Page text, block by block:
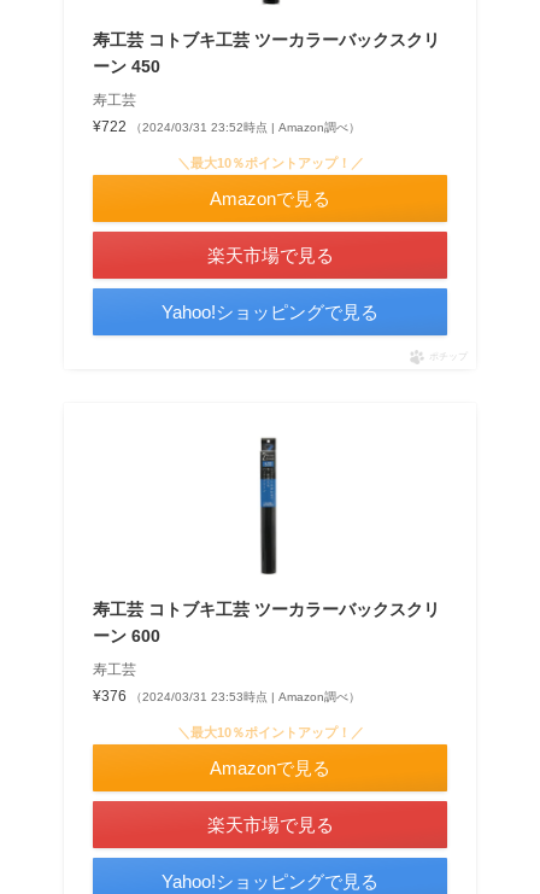
寿工芸 コトブキ工芸 ツーカラーバックスクリ
ーン 450
寿工芸
¥722
（2024/03/31 23:52時点 | Amazon調べ）
＼最大10％ポイントアップ！／
Amazonで見る
楽天市場で見る
Yahoo!ショッピングで見る
ポチップ
寿工芸 コトブキ工芸 ツーカラーバックスクリ
ーン 600
寿工芸
¥376
（2024/03/31 23:53時点 | Amazon調べ）
＼最大10％ポイントアップ！／
Amazonで見る
楽天市場で見る
Yahoo!ショッピングで見る